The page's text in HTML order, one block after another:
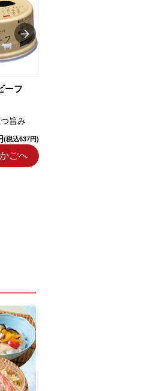
ーフ
旨み
(税込637円)
かごへ